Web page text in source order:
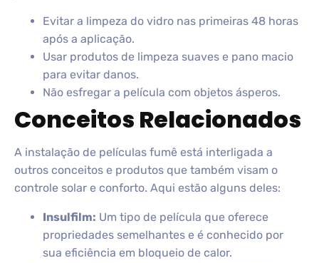
Evitar a limpeza do vidro nas primeiras 48 horas
após a aplicação.
Usar produtos de limpeza suaves e pano macio
para evitar danos.
Não esfregar a película com objetos ásperos.
Conceitos Relacionados
A instalação de películas fumê está interligada a
outros conceitos e produtos que também visam o
controle solar e conforto. Aqui estão alguns deles:
Insulfilm: Um tipo de película que oferece
propriedades semelhantes e é conhecido por
sua eficiência em bloqueio de calor.